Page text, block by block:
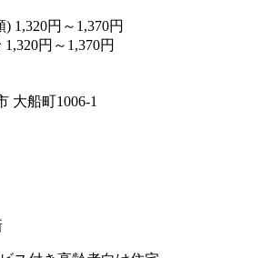
) 1,320円～1,370円
円～1,370円
大船町1006-1